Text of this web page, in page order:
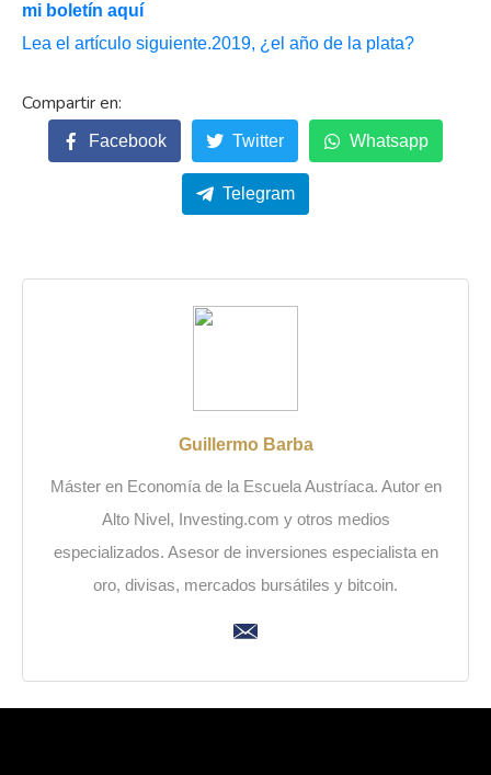
mi boletín aquí
Lea el artículo siguiente.2019, ¿el año de la plata?
Facebook Twitter Whatsapp
Telegram
Guillermo Barba
Máster en Economía de la Escuela Austríaca. Autor en
Alto Nivel, Investing.com y otros medios
especializados. Asesor de inversiones especialista en
oro, divisas, mercados bursátiles y bitcoin.